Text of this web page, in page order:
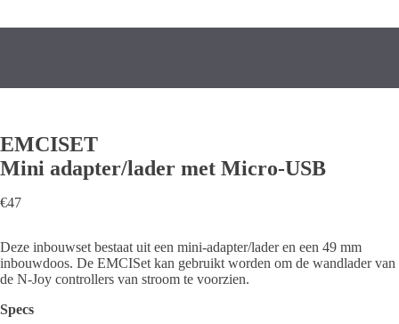
EMCISET
Mini adapter/lader met Micro-USB
€47
Deze inbouwset bestaat uit een mini-adapter/lader en een 49 mm
inbouwdoos. De EMCISet kan gebruikt worden om de wandlader van
de N-Joy controllers van stroom te voorzien.
Specs